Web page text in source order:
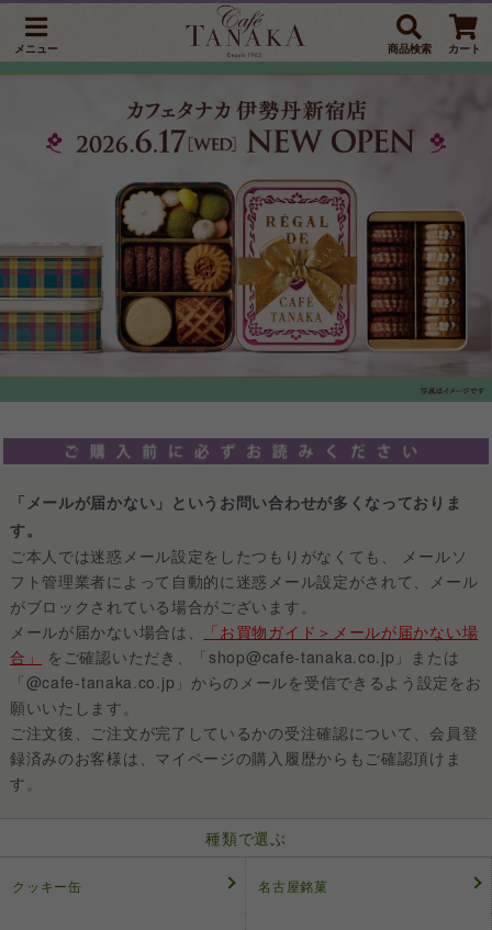
メニュー 商品検索 カート
「メールが届かない」というお問い合わせが多くなっておりま
す。
ご本人では迷惑メール設定をしたつもりがなくても、 メールソ
フト管理業者によって自動的に迷惑メール設定がされて、メール
がブロックされている場合がございます。
メールが届かない場合は、
「お買物ガイド＞メールが届かない場
合」
をご確認いただき、「shop@cafe-tanaka.co.jp」または
「@cafe-tanaka.co.jp」からのメールを受信できるよう設定をお
願いいたします。
ご注文後、ご注文が完了しているかの受注確認について、会員登
録済みのお客様は、マイページの購入履歴からもご確認頂けま
す。
種類で選ぶ
クッキー缶 名古屋銘菓